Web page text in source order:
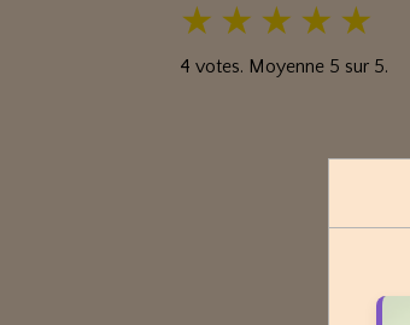
★ ★ ★ ★ ★
4 votes. Moyenne 5 sur 5.